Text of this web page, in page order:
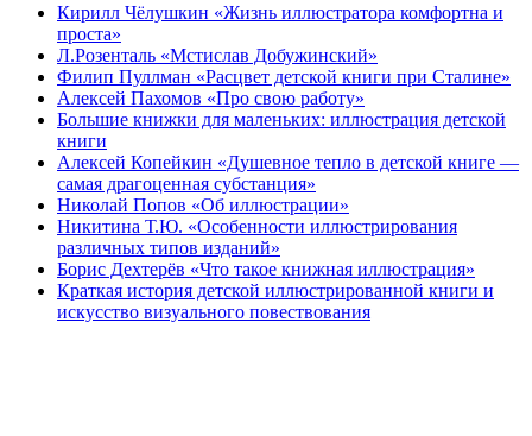
Кирилл Чёлушкин «Жизнь иллюстратора комфортна и
проста»
Л.Розенталь «Мстислав Добужинский»
Филип Пуллман «Расцвет детской книги при Сталине»
Алексей Пахомов «Про свою работу»
Большие книжки для маленьких: иллюстрация детской
книги
Алексей Копейкин «Душевное тепло в детской книге —
самая драгоценная субстанция»
Николай Попов «Об иллюстрации»
Никитина Т.Ю. «Особенности иллюстрирования
различных типов изданий»
Борис Дехтерёв «Что такое книжная иллюстрация»
Краткая история детской иллюстрированной книги и
искусство визуального повествования